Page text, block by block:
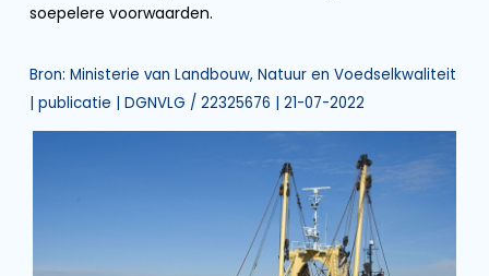
soepelere voorwaarden.
Bron: Ministerie van Landbouw, Natuur en Voedselkwaliteit
| publicatie | DGNVLG / 22325676 | 21-07-2022